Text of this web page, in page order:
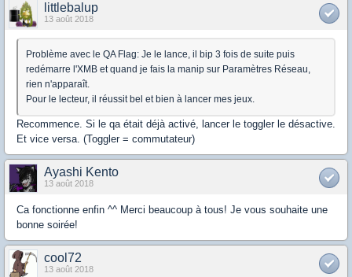
littlebalup
13 août 2018
Problème avec le QA Flag: Je le lance, il bip 3 fois de suite puis
redémarre l'XMB et quand je fais la manip sur Paramètres Réseau,
rien n'apparaît.
Pour le lecteur, il réussit bel et bien à lancer mes jeux.
Recommence. Si le qa était déjà activé, lancer le toggler le désactive.
Et vice versa. (Toggler = commutateur)
Ayashi Kento
13 août 2018
Ca fonctionne enfin ^^ Merci beaucoup à tous! Je vous souhaite une
bonne soirée!
cool72
13 août 2018